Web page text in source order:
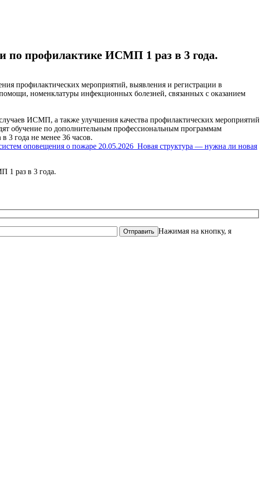
по профилактике ИСМП 1 раз в 3 года.
профилактических мероприятий, выявления и регистрации в
номенклатуры инфекционных болезней, связанных с оказанием
ИСМП, а также улучшения качества профилактических мероприятий
по дополнительным профессиональным программам
3 года не менее 36 часов.
оповещения о пожаре 20.05.2026 Новая структура — нужна ли новая
1 раз в 3 года.
Отправить Нажимая на кнопку, я